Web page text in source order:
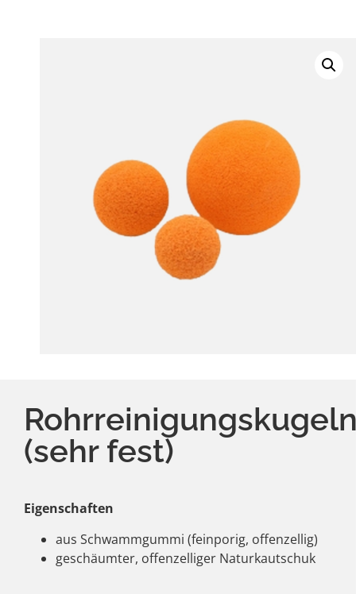
(sehr fest)
Eigenschaften
aus Schwammgummi (feinporig, offenzellig)
geschäumter, offenzelliger Naturkautschuk